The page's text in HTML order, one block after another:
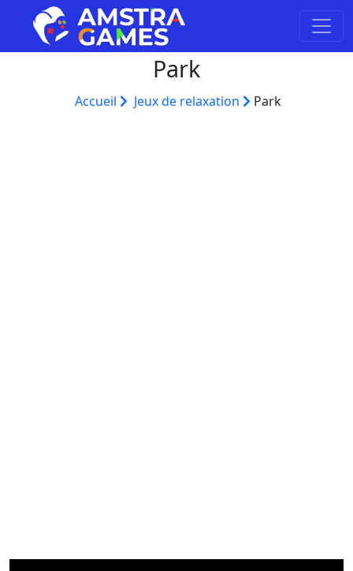
Park
Accueil Jeux de relaxation Park